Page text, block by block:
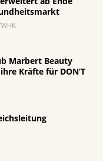
Marbert Beauty
Kräfte für DON’T